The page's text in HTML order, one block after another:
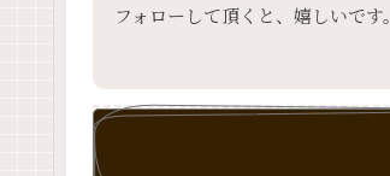
フォローして頂くと、嬉しいです。